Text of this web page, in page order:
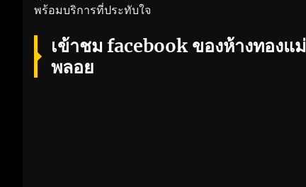
พร้อมบริการที่ประทับใจ
เข้าชม facebook ของห้างทองแม่
พลอย